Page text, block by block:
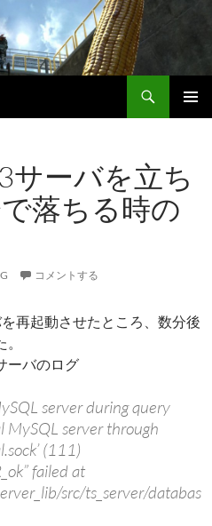
サーバを立ち
落ちる時の
コメントする
再起動させたところ、数分後
ーバのログ
server during query
MySQL server through
(111)
failed at
src/ts_server/databas